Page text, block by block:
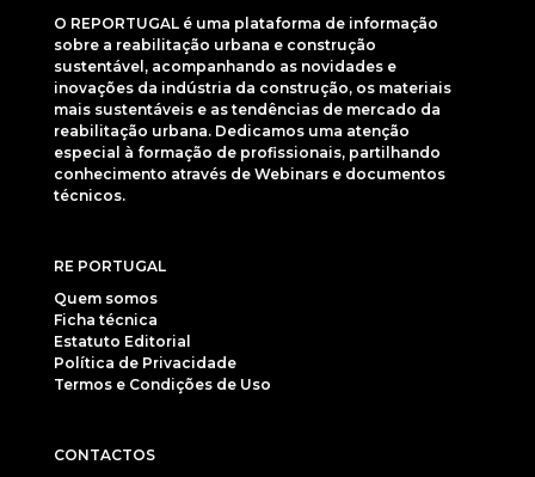
O REPORTUGAL é uma plataforma de informação
sobre a reabilitação urbana e construção
sustentável, acompanhando as novidades e
inovações da indústria da construção, os materiais
mais sustentáveis e as tendências de mercado da
reabilitação urbana. Dedicamos uma atenção
especial à formação de profissionais, partilhando
conhecimento através de Webinars e documentos
técnicos.
RE PORTUGAL
Quem somos
Ficha técnica
Estatuto Editorial
Política de Privacidade
Termos e Condições de Uso
CONTACTOS